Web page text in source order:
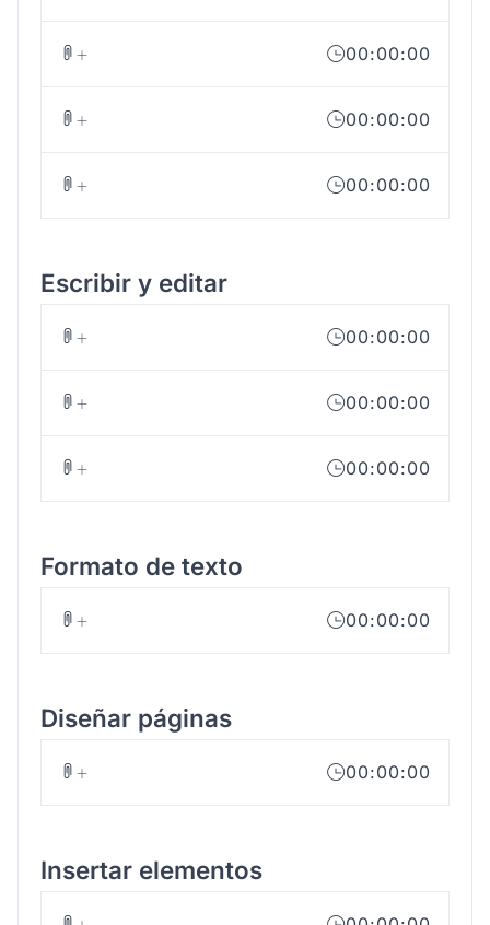
00:00:00
00:00:00
00:00:00
Escribir y editar
00:00:00
00:00:00
00:00:00
Formato de texto
00:00:00
Diseñar páginas
00:00:00
Insertar elementos